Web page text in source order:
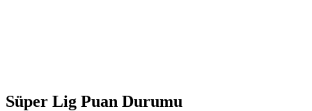
Süper Lig Puan Durumu